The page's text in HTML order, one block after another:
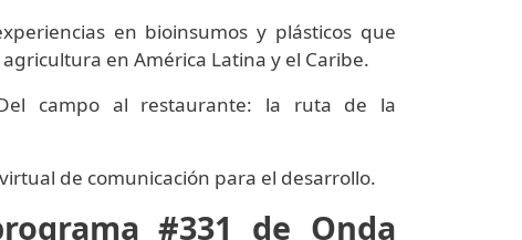
en bioinsumos y plásticos que
en América Latina y el Caribe.
campo al restaurante: la ruta de la
de comunicación para el desarrollo.
#331 de Onda